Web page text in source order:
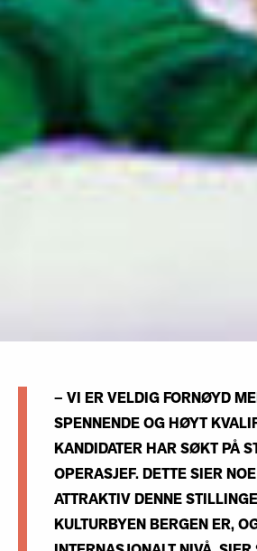
– VI ER VELDIG FORNØYD
SPENNENDE OG HØYT
KANDIDATER HAR SØKT PÅ
OPERASJEF. DETTE SIER
ATTRAKTIV DENNE
KULTURBYEN BERGEN ER,